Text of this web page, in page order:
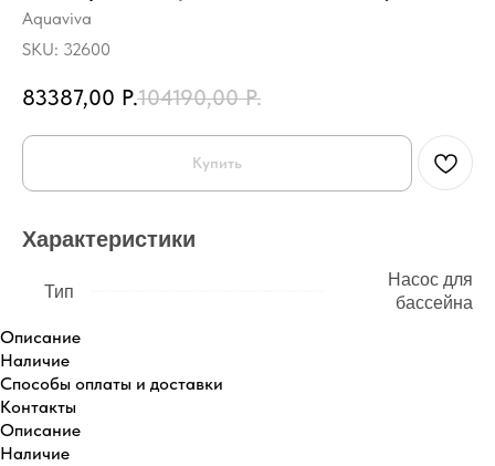
Aquaviva
SKU: 32600
83387,00 Р.104190,00 Р.
Купить
Характеристики
Тип
Насос для
бассейна
Описание
Наличие
Способы оплаты и доставки
Контакты
Описание
Наличие